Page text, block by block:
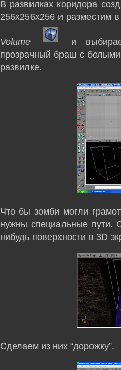
В развилках коридора
256х256х256 и разместим
Volume
и
прозрачный браш с
развилке.
Что бы зомби могли
нужны специальные пути.
нибудь поверхности в 3D
Сделаем из них “дорожку”.